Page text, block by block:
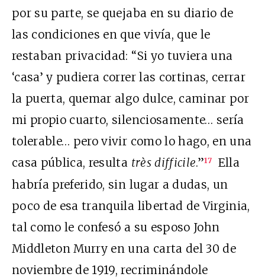
por su parte, se quejaba en su diario de
las condiciones en que vivía, que le
restaban privacidad: “Si yo tuviera una
‘casa’ y pudiera correr las cortinas, cerrar
la puerta, quemar algo dulce, caminar por
mi propio cuarto, silenciosamente… sería
tolerable… pero vivir como lo hago, en una
casa pública, resulta très difficile.”17
Ella
habría preferido, sin lugar a dudas, un
poco de esa tranquila libertad de Virginia,
tal como le confesó a su esposo John
Middleton Murry en una carta del 30 de
noviembre de 1919, recriminándole